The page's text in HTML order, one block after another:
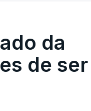
da
de ser